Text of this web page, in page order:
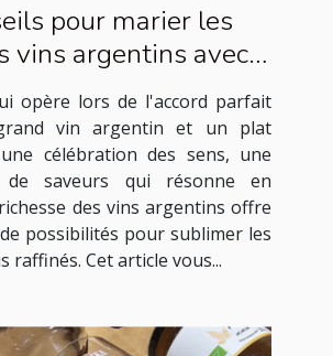
pour marier les
vins argentins avec
des plats exquis
opère lors de l'accord parfait
vin argentin et un plat
célébration des sens, une
de saveurs qui résonne en
des vins argentins offre
possibilités pour sublimer les
raffinés. Cet article vous...